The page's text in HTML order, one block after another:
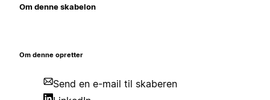
Om denne skabelon
Om denne opretter
Send en e-mail til skaberen